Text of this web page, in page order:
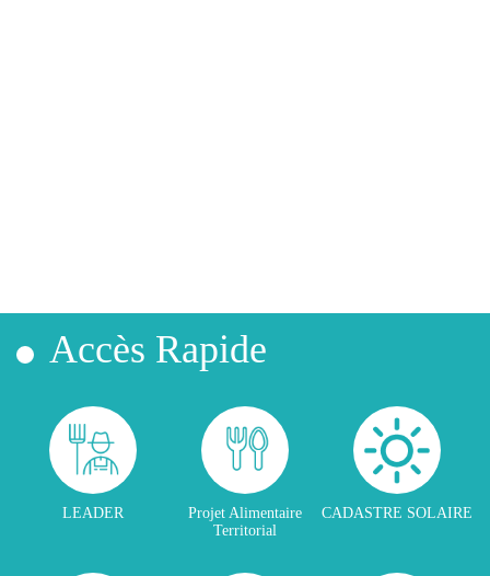
Accès Rapide
LEADER
Projet Alimentaire
Territorial
CADASTRE SOLAIRE